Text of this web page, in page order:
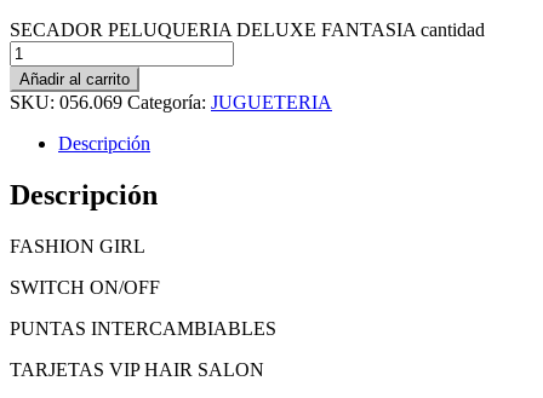
SECADOR PELUQUERIA DELUXE FANTASIA cantidad
Añadir al carrito
SKU: 056.069 Categoría: JUGUETERIA
Descripción
Descripción
FASHION GIRL
SWITCH ON/OFF
PUNTAS INTERCAMBIABLES
TARJETAS VIP HAIR SALON